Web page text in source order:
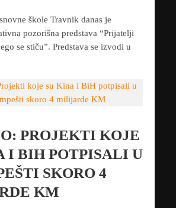
škole Travnik danas je
pozorišna predstava “Prijatelji
se stiču”. Predstava se izvodi u
PROJEKTI KOJE
I BIH POTPISALI U
SKORO 4
KM